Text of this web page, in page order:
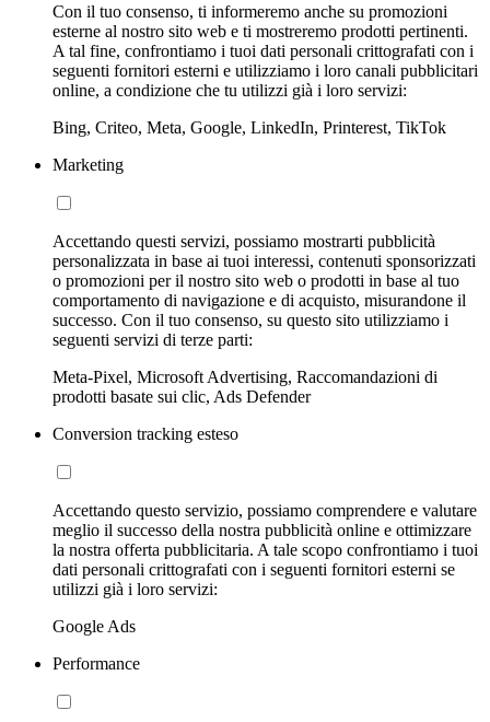
Con il tuo consenso, ti informeremo anche su promozioni
esterne al nostro sito web e ti mostreremo prodotti pertinenti.
A tal fine, confrontiamo i tuoi dati personali crittografati con i
seguenti fornitori esterni e utilizziamo i loro canali pubblicitari
online, a condizione che tu utilizzi già i loro servizi:
Bing, Criteo, Meta, Google, LinkedIn, Printerest, TikTok
Marketing
Accettando questi servizi, possiamo mostrarti pubblicità
personalizzata in base ai tuoi interessi, contenuti sponsorizzati
o promozioni per il nostro sito web o prodotti in base al tuo
comportamento di navigazione e di acquisto, misurandone il
successo. Con il tuo consenso, su questo sito utilizziamo i
seguenti servizi di terze parti:
Meta-Pixel, Microsoft Advertising, Raccomandazioni di
prodotti basate sui clic, Ads Defender
Conversion tracking esteso
Accettando questo servizio, possiamo comprendere e valutare
meglio il successo della nostra pubblicità online e ottimizzare
la nostra offerta pubblicitaria. A tale scopo confrontiamo i tuoi
dati personali crittografati con i seguenti fornitori esterni se
utilizzi già i loro servizi:
Google Ads
Performance